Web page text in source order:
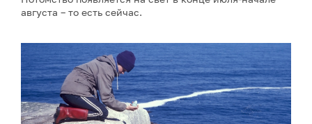
августа – то есть сейчас.